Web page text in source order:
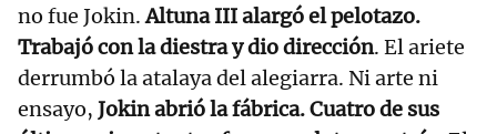
no fue Jokin.Altuna III alargó el pelotazo.
Trabajó con la diestra y dio dirección. El ariete
derrumbó la atalaya del alegiarra. Ni arte ni
ensayo, Jokin abrió la fábrica. Cuatro de sus